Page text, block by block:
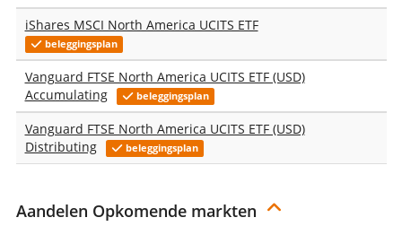
iShares MSCI North America UCITS ETF
beleggingsplan
Vanguard FTSE North America UCITS ETF (USD)
Accumulating
beleggingsplan
Vanguard FTSE North America UCITS ETF (USD)
Distributing
beleggingsplan
Aandelen Opkomende markten